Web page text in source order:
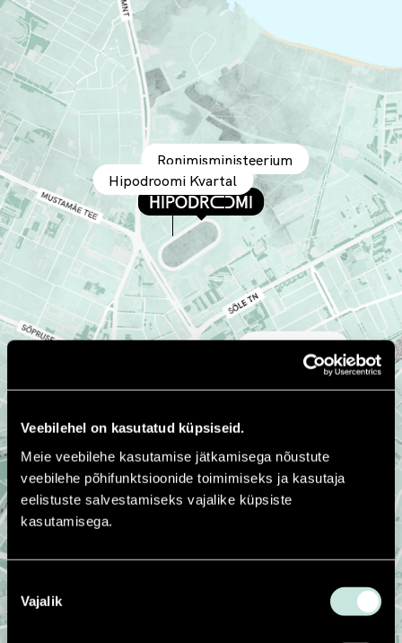
Veebilehel on kasutatud küpsiseid.
Meie veebilehe kasutamise jätkamisega nõustute
veebilehe põhifunktsioonide toimimiseks ja kasutaja
eelistuste salvestamiseks vajalike küpsiste
kasutamisega.
Nõusoleku
valik
Vajalik
Fotografiska
Ronimisministeerium
Telliskivi
Loomelinnak
Hipodroomi Kvartal